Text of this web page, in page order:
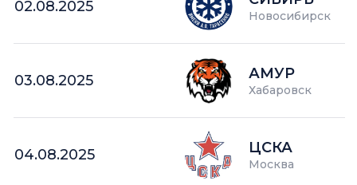
02.08.2025
Новосибирск
03.08.2025 АМУР
Хабаровск
04.08.2025 ЦСКА
Москва